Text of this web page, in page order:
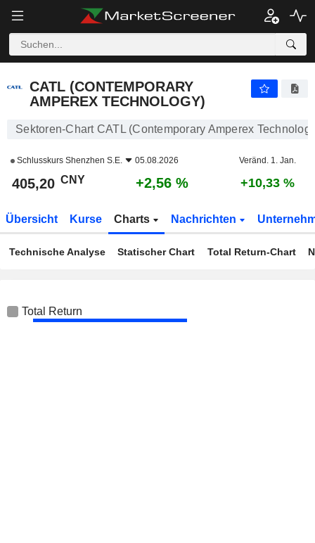
CATL (CONTEMPORARY
AMPEREX TECHNOLOGY)
Sektoren-Chart CATL (Contemporary Amperex
Schlusskurs Shenzhen S.E. 05.08.2026 Veränd. 1. Jan.
405,20 CNY +2,56 % +10,33 %
Übersicht Kurse Charts Nachrichten
Technische Analyse Statischer Chart Total Return-Chart
Total Return